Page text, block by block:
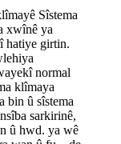
Sîstema
xwînê ya
hatiye girtin.
normal
klîmaya
bin û sîstema
sarkirinê,
û hwd. ya wê